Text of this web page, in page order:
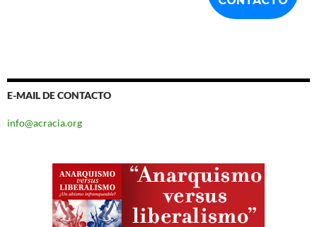
E-MAIL DE CONTACTO
info@acracia.org